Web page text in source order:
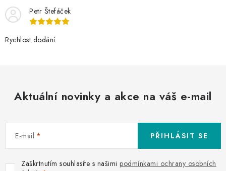
Petr Štefáček
Rychlost dodání
Aktuální novinky a akce na váš e-mail
E-mail
Zaškrtnutím souhlasíte s našimi podmínkami ochrany osobních
PŘIHLÁSIT SE